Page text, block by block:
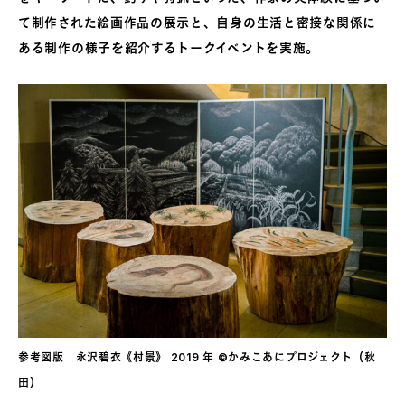
て制作された絵画作品の展示と、自身の生活と密接な関係に
ある制作の様子を紹介するトークイベントを実施。
参考図版 永沢碧衣《村景》 2019 年 ©かみこあにプロジェクト（秋
田）